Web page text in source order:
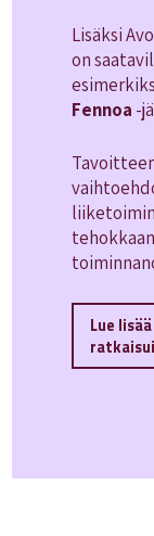
Lisäksi
on
Fennoa -
Lue